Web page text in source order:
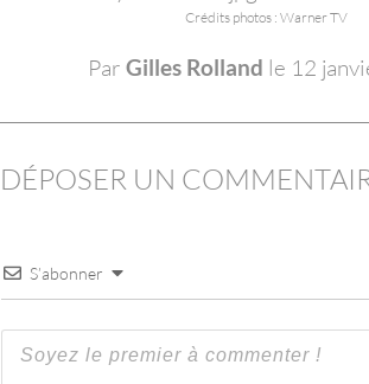
Crédits photos : Warner TV
Par Gilles Rolland le 12
DÉPOSER UN
S’abonner